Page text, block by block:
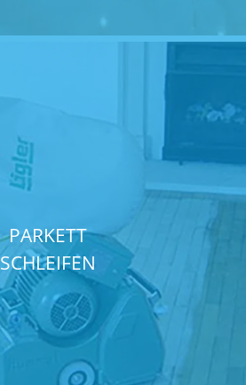
PARKETT
SCHLEIFEN